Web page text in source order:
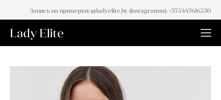
Запись на примерки: @ladyelite.by (instagramm), +375447616530
Lady Elite